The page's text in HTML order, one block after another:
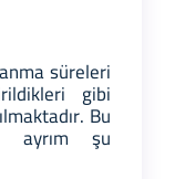
süreleri
gibi
Bu
ayrım şu